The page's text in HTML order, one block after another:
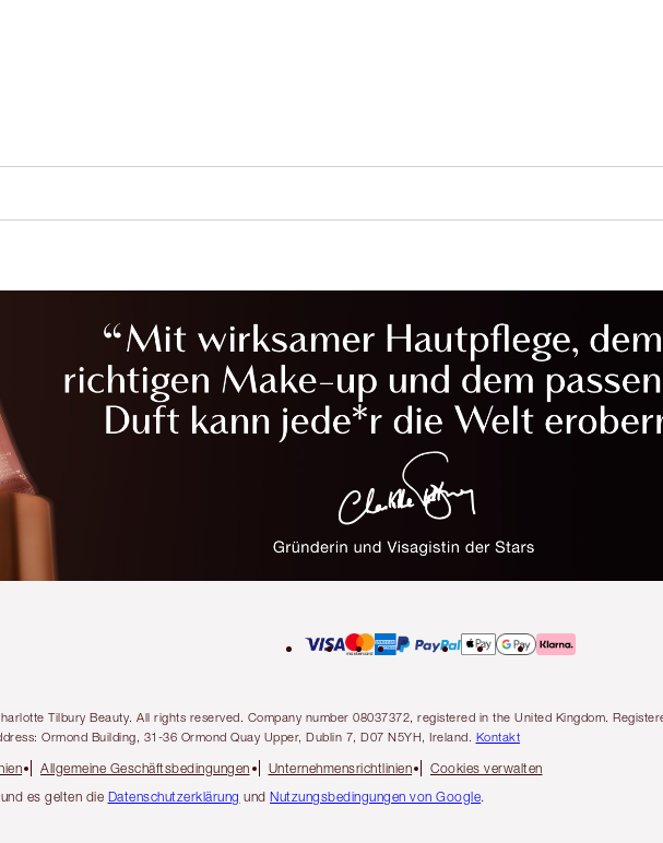
Tilbury Beauty. All rights reserved. Company number 08037372, registered in the United Kingdom.
Ormond Building, 31-36 Ormond Quay Upper, Dublin 7, D07 N5YH, Ireland.
Kontakt
Allgemeine Geschäftsbedingungen Unternehmensrichtlinien
Cookies verwalten
es gelten die Datenschutzerklärung und Nutzungsbedingungen von Google.